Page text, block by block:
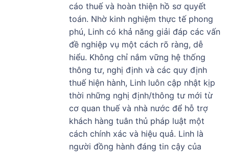
cáo thuế và hoàn thiện hồ sơ quyết
toán. Nhờ kinh nghiệm thực tế phong
phú, Linh có khả năng giải đáp các vấn
đề nghiệp vụ một cách rõ ràng, dễ
hiểu. Không chỉ nắm vững hệ thống
thông tư, nghị định và các quy định
thuế hiện hành, Linh luôn cập nhật kịp
thời những nghị định/thông tư mới từ
cơ quan thuế và nhà nước để hỗ trợ
khách hàng tuân thủ pháp luật một
cách chính xác và hiệu quả. Linh là
người đồng hành đáng tin cậy của